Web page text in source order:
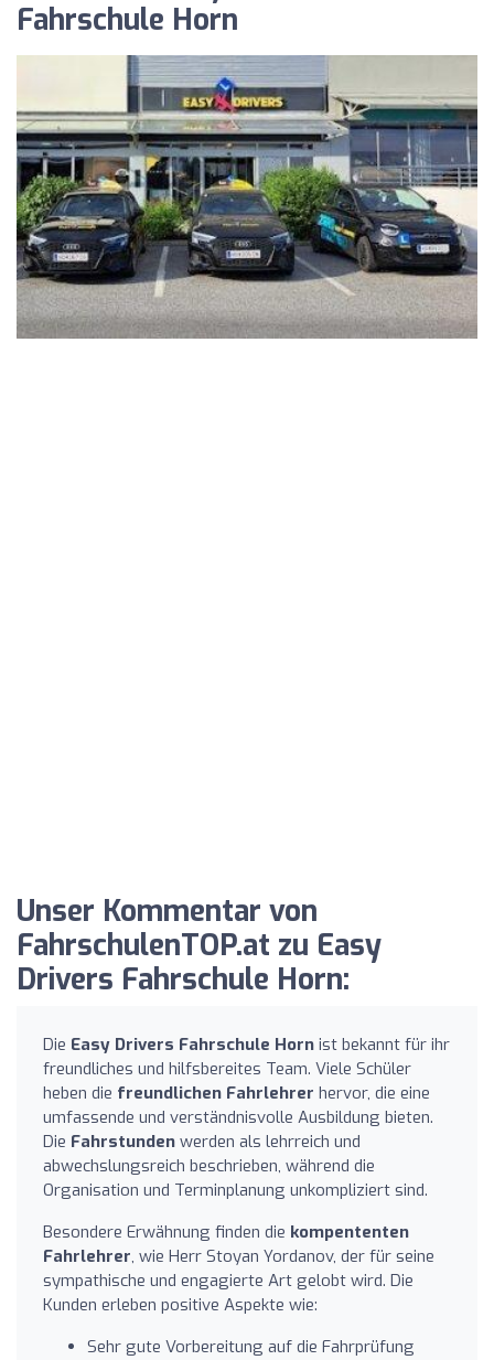
Fahrschule Horn
Unser Kommentar von
FahrschulenTOP.at zu Easy
Drivers Fahrschule Horn:
Die Easy Drivers Fahrschule Horn ist bekannt für ihr
freundliches und hilfsbereites Team. Viele Schüler
heben die freundlichen Fahrlehrer hervor, die eine
umfassende und verständnisvolle Ausbildung bieten.
Die Fahrstunden werden als lehrreich und
abwechslungsreich beschrieben, während die
Organisation und Terminplanung unkompliziert sind.
Besondere Erwähnung finden die kompententen
Fahrlehrer, wie Herr Stoyan Yordanov, der für seine
sympathische und engagierte Art gelobt wird. Die
Kunden erleben positive Aspekte wie:
Sehr gute Vorbereitung auf die Fahrprüfung